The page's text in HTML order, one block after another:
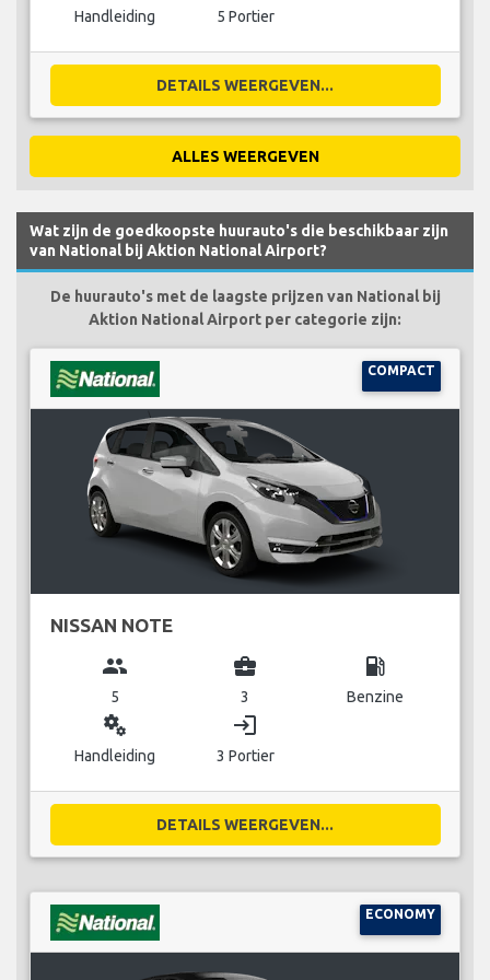
Handleiding 5 Portier
DETAILS WEERGEVEN...
ALLES WEERGEVEN
Wat zijn de goedkoopste huurauto's die beschikbaar zijn
van National bij Aktion National Airport?
De huurauto's met de laagste prijzen van National bij
Aktion National Airport per categorie zijn:
COMPACT
NISSAN NOTE
group
5
business_center
3
local_gas_station
Benzine
miscellaneous_services
Handleiding
login
3 Portier
DETAILS WEERGEVEN...
ECONOMY